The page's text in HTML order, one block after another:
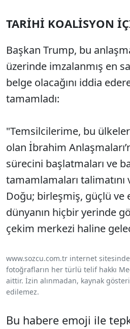
TARİHİ KOALİSYON
Başkan Trump, bu
üzerinde imzalanmış en
belge olacağını iddia
tamamladı:
"Temsilcilerime, bu
olan İbrahim
sürecini başlatmaları ve
tamamlamaları
Doğu; birleşmiş, güçlü
dünyanın hiçbir yerinde
çekim merkezi haline
www.sozcu.com.tr internet sitesinde
fotoğrafların her türlü telif hakkı
aittir. İzin alınmadan, kaynak
edilemez.
Bu habere emoji ile